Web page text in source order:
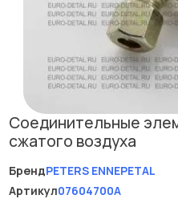
Соединительные
сжатого воздуха
БрендPETERS ENNEPETAL
Артикул07604700A